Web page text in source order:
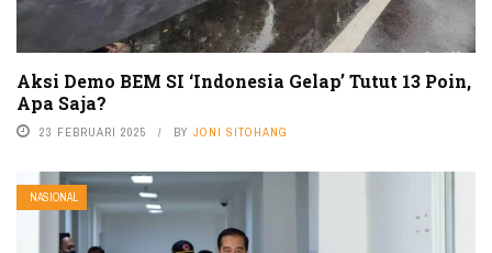
Aksi Demo BEM SI ‘Indonesia Gelap’ Tutut 13 Poin,
Apa Saja?
23 FEBRUARI 2025 BY JONI SITOHANG
NASIONAL